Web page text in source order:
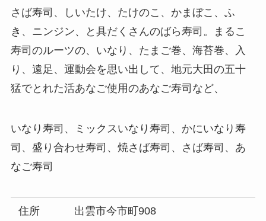
さば寿司、しいたけ、たけのこ、かまぼこ、ふ
き、ニンジン、と具だくさんのばら寿司。まるこ
寿司のルーツの、いなり、たまご巻、海苔巻、入
り、遠足、運動会を思い出して、地元大田の五十
猛でとれた活あなご使用のあなご寿司など、
いなり寿司、ミックスいなり寿司、かにいなり寿
司、盛り合わせ寿司、焼さば寿司、さば寿司、あ
なご寿司
住所 出雲市今市町908